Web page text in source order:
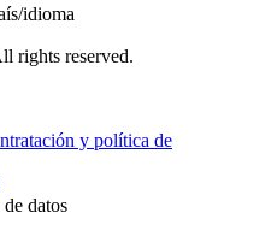
idioma
rights reserved.
y política de
datos